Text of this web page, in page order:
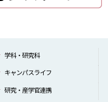
学科・研究科
キャンパスライフ
研究・産学官連携